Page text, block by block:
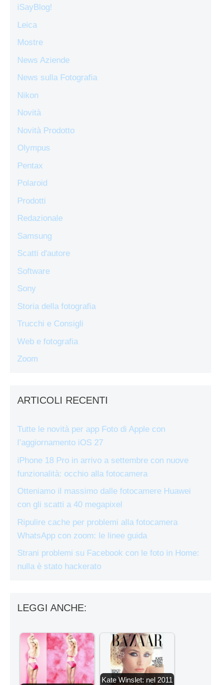
iSayBlog!
Leica
Mostre
News Aziende
News sulla Fotografia
Nikon
Novità
Novità Prodotto
Olympus
Pentax
Polaroid
Prodotti
Redazionale
Samsung
Scatti d'autore
Software
Sony
Storia della fotografia
Trucchi e Consigli
Web e fotografia
Zoom
ARTICOLI RECENTI
Tutte le novità per app Foto di Apple con
l’aggiornamento iOS 27
iPhone 18 Pro in arrivo a settembre con nuove
funzionalità: occhio alla fotocamera
Otteniamo il massimo dalle fotocamere Huawei
con gli scatti a 40 megapixel
Ripulire cache per problemi alla fotocamera
WhatsApp con zoom: le linee guida
Strani problemi su Facebook con le foto in Home:
nulla è stato hackerato
LEGGI ANCHE:
Kate Winslet: nel 2011